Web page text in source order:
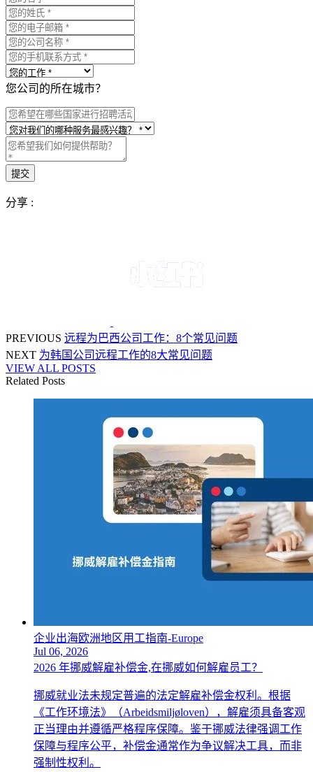
您公司的所在城市？
分享 :
PREVIOUS 远程为巴西公司工作：8个常见问题
NEXT 为韩国公司远程工作的8大常见问题
VIEW ALL POSTS
Related Posts
企业出海欧洲地区用工指南-Europe
Jul 06, 2026
2026 年挪威解雇补偿金,在挪威如何解雇员工？
挪威就业法未规定普遍的法定解雇补偿金权利。根据
《工作环境法》（Arbeidsmiljøloven），解雇须具备客观
正当理由并遵循严格程序保障。鉴于挪威法律强调工作
保障与程序公平，补偿金通常作为争议解决工具，而非
强制性权利。